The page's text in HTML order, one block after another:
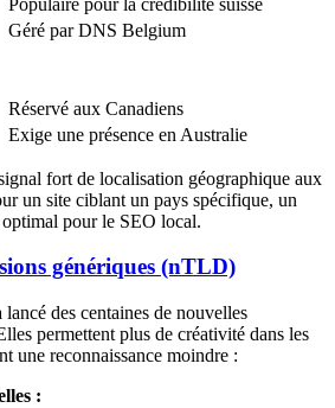
Géré par DNS Belgium
Réservé aux Canadiens
Exige une présence en Australie
fort de localisation géographique aux
un site ciblant un pays spécifique, un
pour le SEO local.
génériques (nTLD)
des centaines de nouvelles
permettent plus de créativité dans les
une reconnaissance moindre :
: